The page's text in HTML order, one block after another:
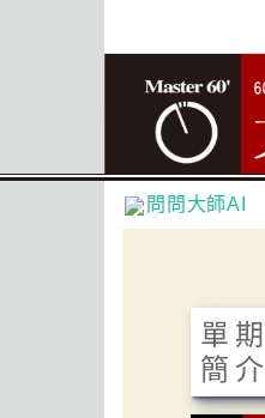
問問大師AI
單期
簡介